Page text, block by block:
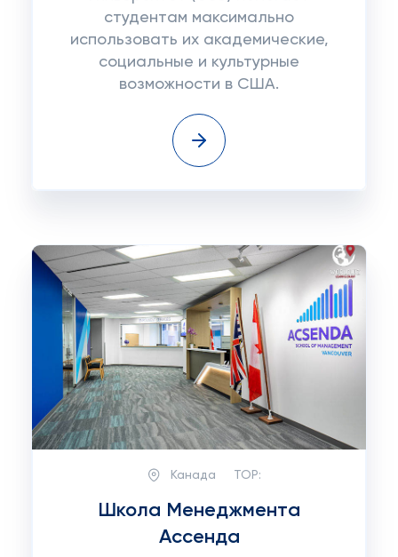
студентам максимально
использовать их академические,
социальные и культурные
возможности в США.
Канада TOP:
Школа Менеджмента
Ассенда